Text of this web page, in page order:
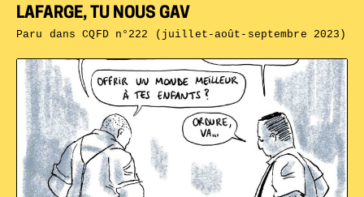
LAFARGE, TU NOUS GAV
Paru dansCQFD n°222 (juillet-août-septembre 2023)